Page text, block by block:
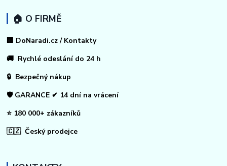
🏠 O FIRMĚ
🏢 DoNaradi.cz / Kontakty
🚚 Rychlé odeslání do 24 h
🔒 Bezpečný nákup
🛡️ GARANCE ✔ 14 dní na vrácení
⭐ 180 000+ zákazníků
🇨🇿 Český prodejce